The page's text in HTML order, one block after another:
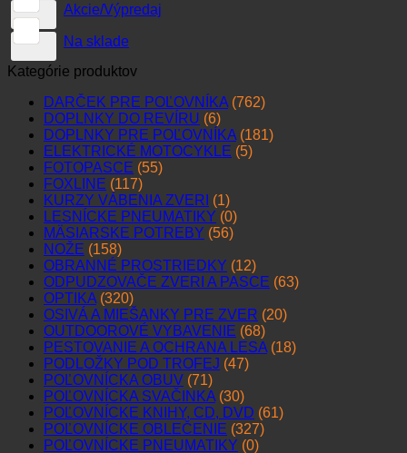
Akcie/Výpredaj
Na sklade
Kategórie produktov
DARČEK PRE POĽOVNÍKA (762)
DOPLNKY DO REVÍRU (6)
DOPLNKY PRE POĽOVNÍKA (181)
ELEKTRICKÉ MOTOCYKLE (5)
FOTOPASCE (55)
FOXLINE (117)
KURZY VÁBENIA ZVERI (1)
LESNÍCKE PNEUMATIKY (0)
MÄSIARSKE POTREBY (56)
NOŽE (158)
OBRANNÉ PROSTRIEDKY (12)
ODPUDZOVAČE ZVERI A PASCE (63)
OPTIKA (320)
OSIVÁ A MIEŠANKY PRE ZVER (20)
OUTDOOROVÉ VYBAVENIE (68)
PESTOVANIE A OCHRANA LESA (18)
PODLOŽKY POD TROFEJ (47)
POĽOVNÍCKA OBUV (71)
POĽOVNÍCKA SVAČINKA (30)
POĽOVNÍCKE KNIHY, CD, DVD (61)
POĽOVNÍCKE OBLEČENIE (327)
POĽOVNÍCKE PNEUMATIKY (0)